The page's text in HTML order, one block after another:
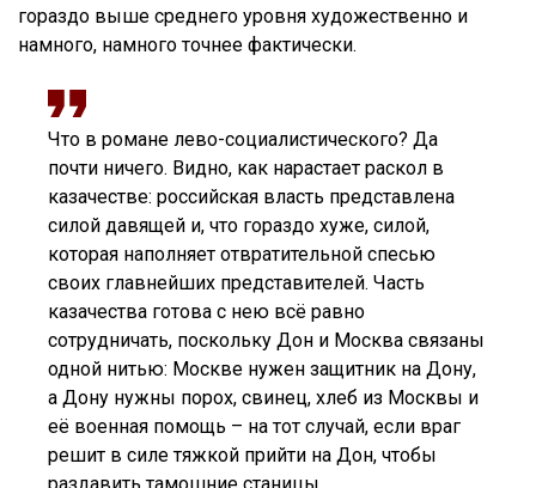
гораздо выше среднего уровня художественно и
намного, намного точнее фактически.
Что в романе лево-социалистического? Да
почти ничего. Видно, как нарастает раскол в
казачестве: российская власть представлена
силой давящей и, что гораздо хуже, силой,
которая наполняет отвратительной спесью
своих главнейших представителей. Часть
казачества готова с нею всё равно
сотрудничать, поскольку Дон и Москва связаны
одной нитью: Москве нужен защитник на Дону,
а Дону нужны порох, свинец, хлеб из Москвы и
её военная помощь – на тот случай, если враг
решит в силе тяжкой прийти на Дон, чтобы